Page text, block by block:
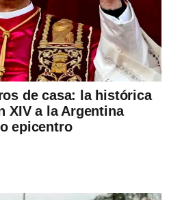
de casa: la histórica
XIV a la Argentina
epicentro